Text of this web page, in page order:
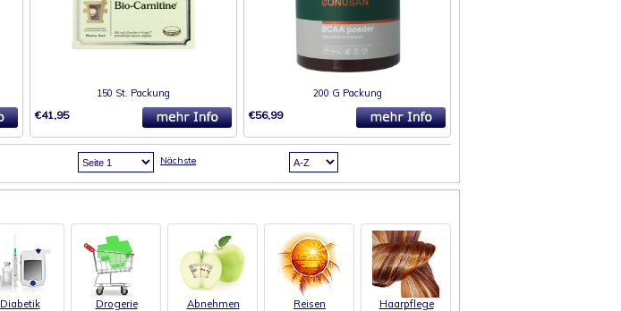
150 St. Packung
€41,95
200 G Packung
€56,99
Nächste
Diabetik Drogerie Abnehmen Reisen Haarpflege